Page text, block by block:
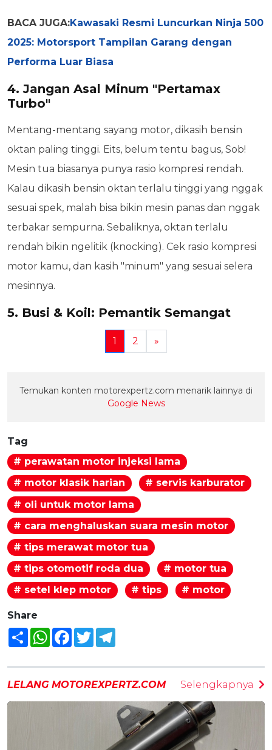
BACA JUGA:Kawasaki Resmi Luncurkan Ninja 500
2025: Motorsport Tampilan Garang dengan
Performa Luar Biasa
4. Jangan Asal Minum "Pertamax
Turbo"
Mentang-mentang sayang motor, dikasih bensin
oktan paling tinggi. Eits, belum tentu bagus, Sob!
Mesin tua biasanya punya rasio kompresi rendah.
Kalau dikasih bensin oktan terlalu tinggi yang nggak
sesuai spek, malah bisa bikin mesin panas dan nggak
terbakar sempurna. Sebaliknya, oktan terlalu
rendah bikin ngelitik (knocking). Cek rasio kompresi
motor kamu, dan kasih "minum" yang sesuai selera
mesinnya.
5. Busi & Koil: Pemantik Semangat
1 2 »
Temukan konten motorexpertz.com menarik lainnya di
Google News
Tag
# perawatan motor injeksi lama
# motor klasik harian
# servis karburator
# oli untuk motor lama
# cara menghaluskan suara mesin motor
# tips merawat motor tua
# tips otomotif roda dua
# motor tua
# setel klep motor
# tips # motor
Share
Share WhatsAppFacebook
Twitter
LELANG MOTOREXPERTZ.COM Selengkapnya